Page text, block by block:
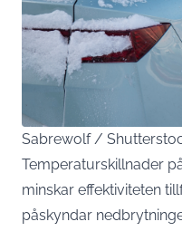
Sabrewolf /
Temperaturskillnader
minskar effektiviteten
påskyndar